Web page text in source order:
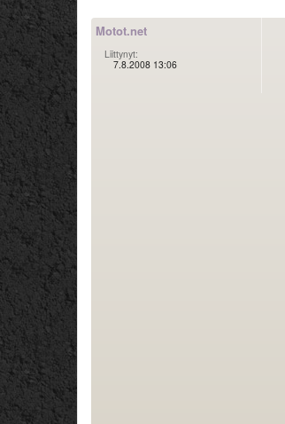
Motot.net
Liittynyt:
7.8.2008 13:06